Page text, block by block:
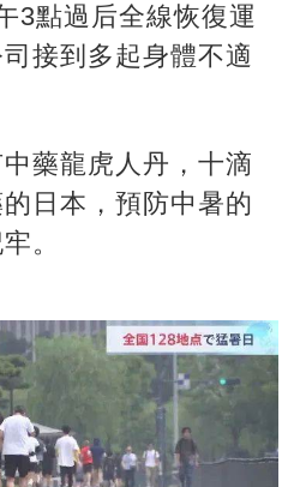
3點過后全線恢復運
接到多起身體不適
藥龍虎人丹，十滴
日本，預防中暑的
。